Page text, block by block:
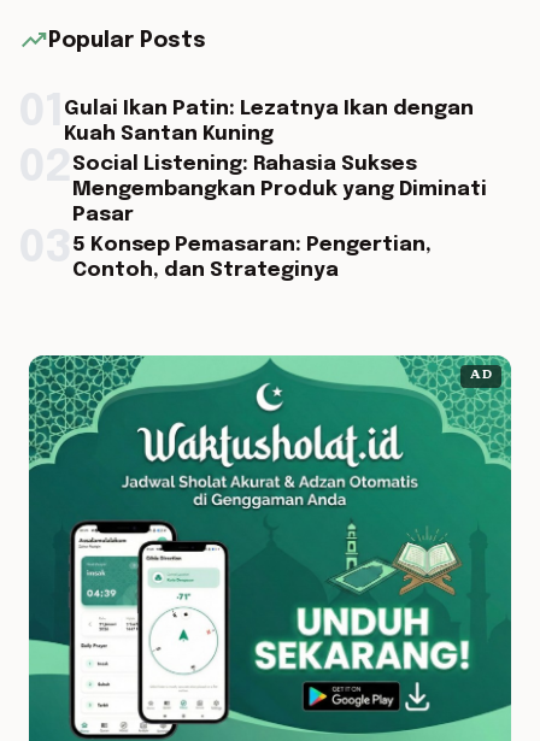
trending_up Popular Posts
Gulai Ikan Patin: Lezatnya Ikan dengan
Kuah Santan Kuning
Social Listening: Rahasia Sukses
Mengembangkan Produk yang Diminati
Pasar
5 Konsep Pemasaran: Pengertian,
Contoh, dan Strateginya
AD